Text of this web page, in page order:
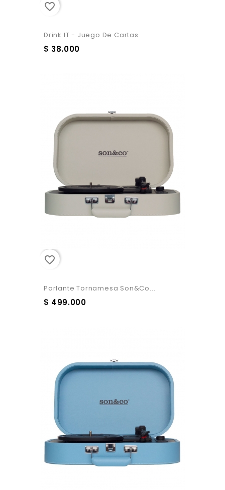
favorite_border
Drink IT - Juego De Cartas
$ 38.000
favorite_border
Parlante Tornamesa Son&co...
$ 499.000